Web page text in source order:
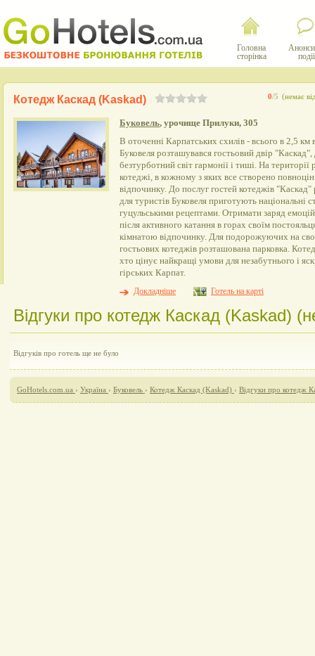
Головна
сторінка
події
0/5 (немає
Котедж Каскад (Kaskad)
Буковель, урочище Прилуки, 305
В оточенні Карпатських схилів - всього в 2,5 км
Буковеля розташувався гостьовий двір
безтурботний світ гармонії і тиші. На
котеджі, в кожному з яких все створено
відпочинку. До послуг гостей котеджів
для туристів Буковеля приготують національні
гуцульськими рецептами. Отримати заряд
після активного катання в горах своїм
кімнатою відпочинку. Для подорожуючих на
гостьових котеджів розташована парковка.
хто цінує найкращі умови для незабутнього і
гірських Карпат.
Докладніше
Готель на карті
Відгуки про котедж Каскад (Kaskad)
Відгуків про готель ще не було
GoHotels.com.ua › Україна › Буковель › Котедж Каскад (Kaskad) › Відгуки про котедж